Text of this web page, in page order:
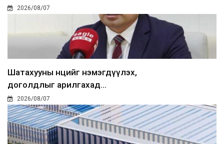
2026/08/07
Шатахууны нөөцийг нэмэгдүүлэх,
доголдлыг арилгахад...
2026/08/07